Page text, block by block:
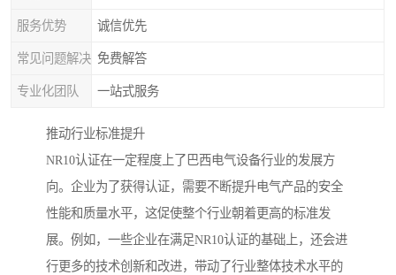
服务优势 诚信优先
常见问题解决 免费解答
专业化团队 一站式服务
推动行业标准提升
NR10认证在一定程度上了巴西电气设备行业的发展方
向。企业为了获得认证，需要不断提升电气产品的安全
性能和质量水平，这促使整个行业朝着更高的标准发
展。例如，一些企业在满足NR10认证的基础上，还会进
行更多的技术创新和改进，带动了行业整体技术水平的